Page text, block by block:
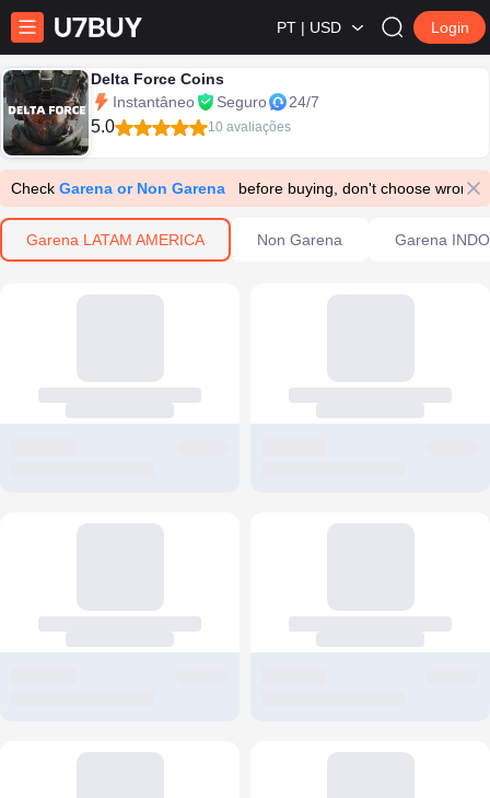
PT | USD Login
Delta Force Coins
Instantâneo
Seguro 24/7
5.0 10 avaliações
Check Garena or Non Garena before buying, don't choose wrong
Garena LATAM AMERICA Non Garena Garena